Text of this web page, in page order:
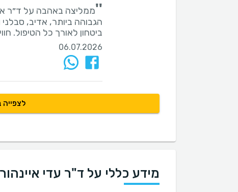
''ממליצה באהבה על ד״ר
הגבוהה ביותר, אדיב,
ביטחון לאורך כל הטיפול.
06.07.2026
מידע כללי על ד"ר עדי